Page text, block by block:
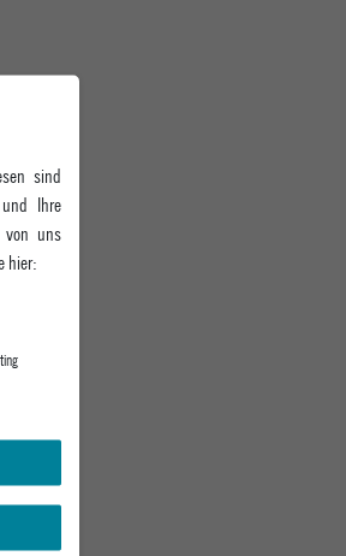
sind
Ihre
von uns
hier: